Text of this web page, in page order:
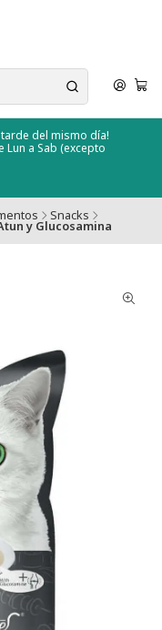
del mismo día!
a Sab (excepto
Snacks
y Glucosamina